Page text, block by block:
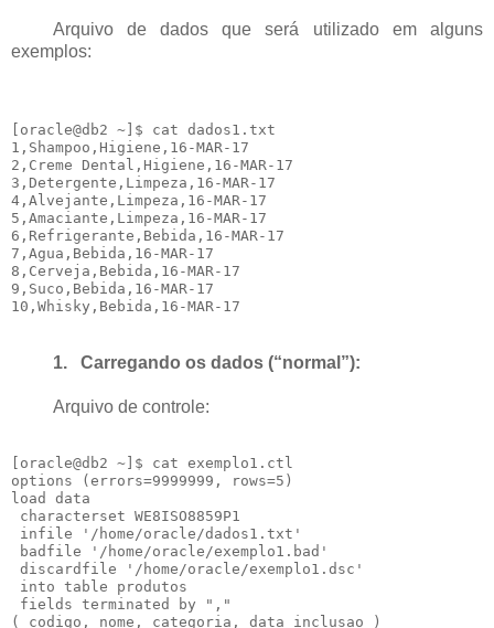
Arquivo de dados que será utilizado em alguns
exemplos:
[oracle@db2 ~]$ cat dados1.txt
1,Shampoo,Higiene,16-MAR-17
2,Creme Dental,Higiene,16-MAR-17
3,Detergente,Limpeza,16-MAR-17
4,Alvejante,Limpeza,16-MAR-17
5,Amaciante,Limpeza,16-MAR-17
6,Refrigerante,Bebida,16-MAR-17
7,Agua,Bebida,16-MAR-17
8,Cerveja,Bebida,16-MAR-17
9,Suco,Bebida,16-MAR-17
1. Carregando os dados (“normal”):
Arquivo de controle:
[oracle@db2 ~]$ cat exemplo1.ctl
options (errors=9999999, rows=5)
load data
characterset WE8ISO8859P1
infile '/home/oracle/dados1.txt'
badfile '/home/oracle/exemplo1.bad'
discardfile '/home/oracle/exemplo1.dsc'
into table produtos
fields terminated by ","